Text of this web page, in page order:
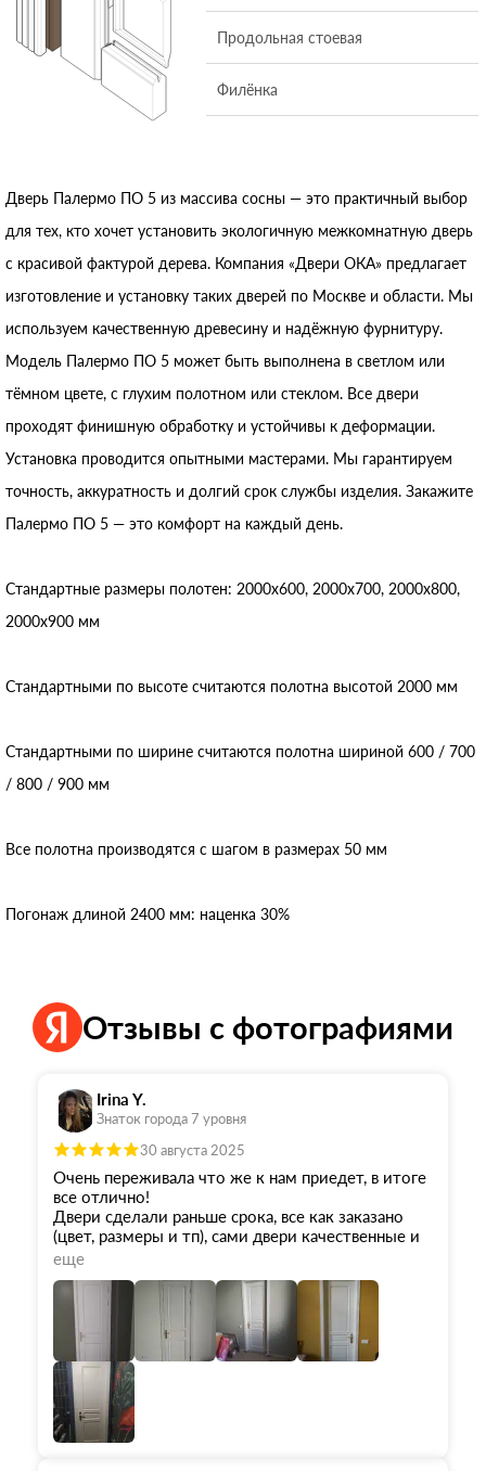
Продольная стоевая
Филёнка
Дверь Палермо ПО 5 из массива сосны — это практичный выбор
для тех, кто хочет установить экологичную межкомнатную дверь
с красивой фактурой дерева. Компания «Двери ОКА» предлагает
изготовление и установку таких дверей по Москве и области. Мы
используем качественную древесину и надёжную фурнитуру.
Модель Палермо ПО 5 может быть выполнена в светлом или
тёмном цвете, с глухим полотном или стеклом. Все двери
проходят финишную обработку и устойчивы к деформации.
Установка проводится опытными мастерами. Мы гарантируем
точность, аккуратность и долгий срок службы изделия. Закажите
Палермо ПО 5 — это комфорт на каждый день.
Стандартные размеры полотен: 2000x600, 2000x700, 2000x800,
2000x900 мм
Стандартными по высоте считаются полотна высотой 2000 мм
Стандартными по ширине считаются полотна шириной 600 / 700
/ 800 / 900 мм
Все полотна производятся с шагом в размерах 50 мм
Погонаж длиной 2400 мм: наценка 30%
Отзывы с фотографиями
Irina Y.
Знаток города 7 уровня
30 августа 2025
Очень переживала что же к нам приедет, в итоге
все отлично!
Двери сделали раньше срока, все как заказано
(цвет, размеры и тп), сами двери качественные и
выглядят шикарно, наш дизайнер осталась в
восторге)
Грамотный и максимально ориентированный на
клиента менеджер Андрей, всегда был на связи,
оперативно помогал разрешить все вопросы,
быстро помог сделать дозаказ на доборы (у нас
поменялась ширина стен), организовал доставку.
Я очень довольна!
Из минусов, дорогая установка, поэтому мы ей не
еще